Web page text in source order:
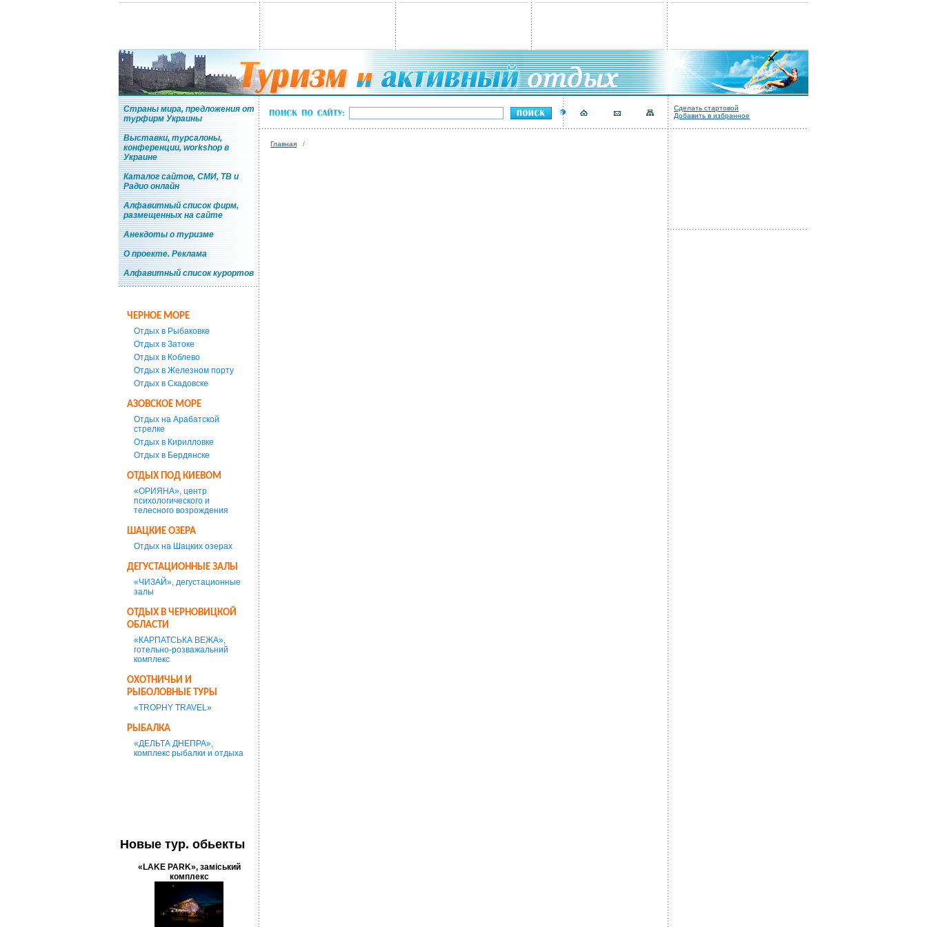
Страны мира, предложения от
турфирм Украины
Выставки, турсалоны,
конференции, workshop в
Украине
Каталог сайтов, СМИ, ТВ и
Радио онлайн
Алфавитный список фирм,
размещенных на сайте
Анекдоты о туризме
О проекте. Реклама
Алфавитный список курортов
ЧЕРНОЕ МОРЕ
Отдых в Рыбаковке
Отдых в Затоке
Отдых в Коблево
Отдых в Железном порту
Отдых в Скадовске
АЗОВСКОЕ МОРЕ
Отдых на Арабатской
стрелке
Отдых в Кирилловке
Отдых в Бердянске
ОТДЫХ ПОД КИЕВОМ
«ОРИЯНА», центр
психологического и
телесного возрождения
ШАЦКИЕ ОЗЕРА
Отдых на Шацких озерах
ДЕГУСТАЦИОННЫЕ ЗАЛЫ
«ЧИЗАЙ», дегустационные
залы
ОТДЫХ В ЧЕРНОВИЦКОЙ
ОБЛАСТИ
«КАРПАТСЬКА ВЕЖА»,
готельно-розважальний
комплекс
ОХОТНИЧЬИ И
РЫБОЛОВНЫЕ ТУРЫ
«TROPHY TRAVEL»
РЫБАЛКА
«ДЕЛЬТА ДНЕПРА»,
комплекс рыбалки и отдыха
Новые тур. обьекты
«LAKE PARK», заміський
комплекс
Главная /
Сделать стартовой
Добавить в избранное